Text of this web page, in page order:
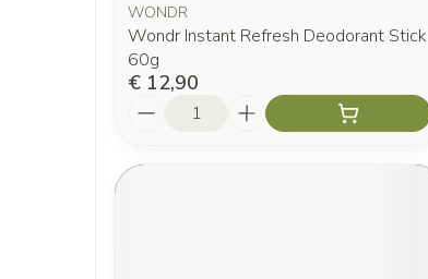
WONDR
Wondr Instant Refresh Deodorant Stick
60g
€ 12,90